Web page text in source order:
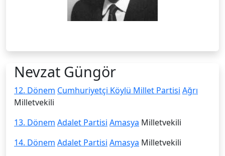
Nevzat Güngör
12. Dönem Cumhuriyetçi Köylü Millet Partisi Ağrı
Milletvekili
13. Dönem Adalet Partisi Amasya Milletvekili
14. Dönem Adalet Partisi Amasya Milletvekili